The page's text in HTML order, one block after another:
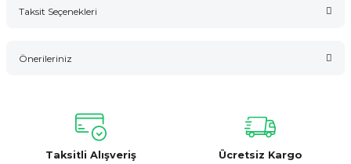
Taksit Seçenekleri
Önerileriniz
konularda yetersiz gördüğünüz noktaları öneri formunu
kullanarak tarafımıza iletebilirsiniz.
Görüş ve önerileriniz için teşekkür ederiz.
Taksitli Alışveriş
Ücretsiz Kargo